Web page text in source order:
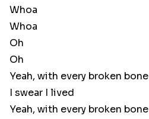
Whoa
Whoa
Oh
Oh
Yeah, with every broken bone
I swear I lived
Yeah, with every broken bone